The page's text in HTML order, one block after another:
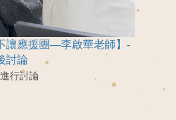
讓應援團—李啟華老師】-
討論
行討論